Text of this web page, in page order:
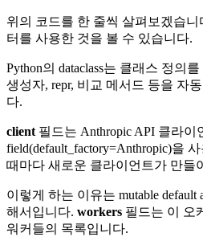
위의 코드를 한 줄씩 살펴보겠습니
터를 사용한 것을 볼 수 있습니다.
Python의 dataclass는 클래스 정의
생성자, repr, 비교 메서드 등을 자
다.
client 필드는 Anthropic API 클라이
field(default_factory=Anthropic)을
때마다 새로운 클라이언트가 만들
이렇게 하는 이유는 mutable default
해서입니다. workers 필드는 이 오
워커들의 목록입니다.